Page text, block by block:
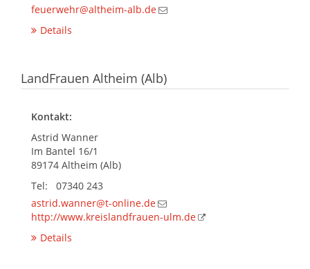
feuerwehr@altheim-alb.de
Details
LandFrauen Altheim (Alb)
Kontakt:
Astrid Wanner
Im Bantel 16/1
89174 Altheim (Alb)
Tel: 07340 243
astrid.wanner@t-online.de
http://www.kreislandfrauen-ulm.de
Details